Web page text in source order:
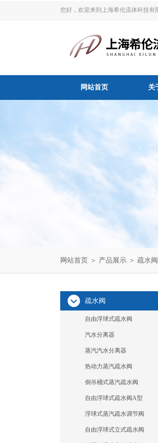
您好，欢迎来到上海希伦流体科技有
网站首页 关
网站首页 ＞ 产品展示 ＞ 疏水阀
疏水阀
自由浮球式疏水阀
汽水分离器
蒸汽汽水分离器
热动力蒸汽疏水阀
倒吊桶式蒸汽疏水阀
自由浮球式疏水阀A型
浮球式蒸汽疏水调节阀
自由浮球式立式疏水阀